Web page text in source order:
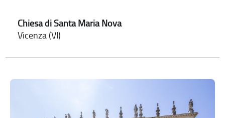
Chiesa di Santa Maria Nova
Vicenza (VI)